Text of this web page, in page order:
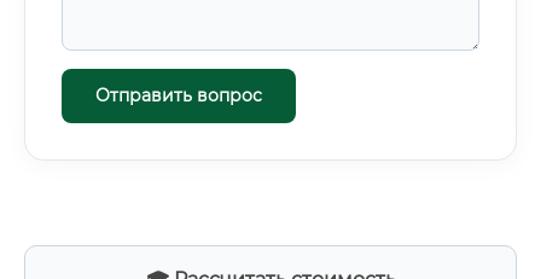
Отправить вопрос